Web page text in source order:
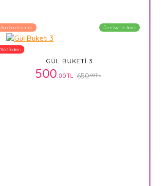
Aynı Gün Teslimat Ücretsiz Teslimat
%23 İndirim
GÜL BUKETI 3
500 .00TL 650.90TL